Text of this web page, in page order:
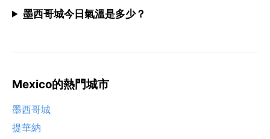
墨西哥城今日氣溫是多少？
Mexico的熱門城市
墨西哥城
提華納